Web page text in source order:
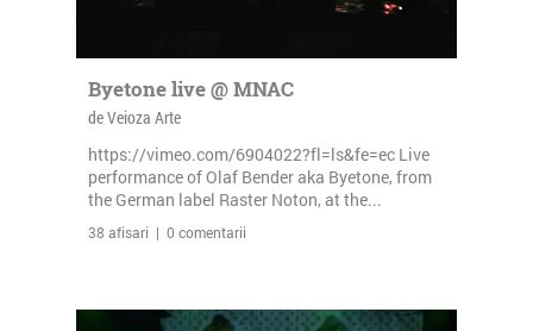
Byetone live @ MNAC
de Veioza Arte
https://vimeo.com/6904022?fl=ls&fe=ec Live
performance of Olaf Bender aka Byetone, from
the German label Raster Noton, at the...
38 afisari | 0 comentarii